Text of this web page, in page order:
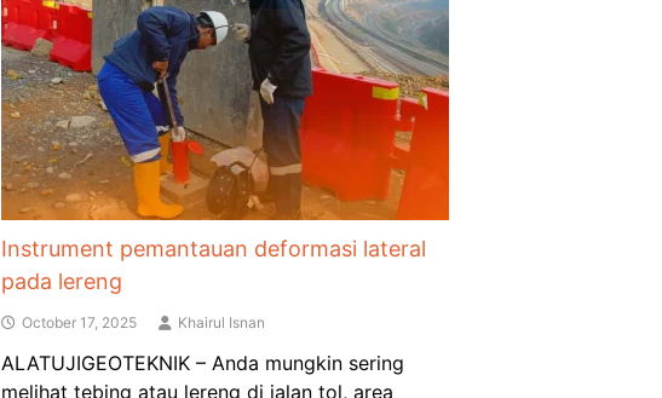
Instrument pemantauan deformasi lateral
pada lereng
October 17, 2025 Khairul Isnan
ALATUJIGEOTEKNIK – Anda mungkin sering
melihat tebing atau lereng di jalan tol, area